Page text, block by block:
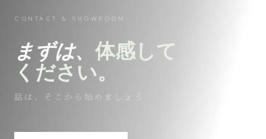
CONTACT & SHOWROOM
まずは、 体感して
ください。
話は、そこから始めましょう